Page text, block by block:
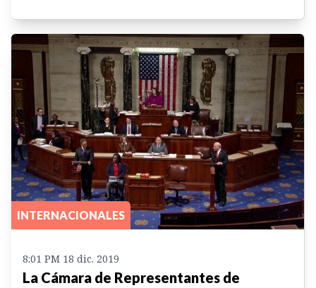
INTERNACIONALES
8:01 PM 18 dic. 2019
La Cámara de Representantes de